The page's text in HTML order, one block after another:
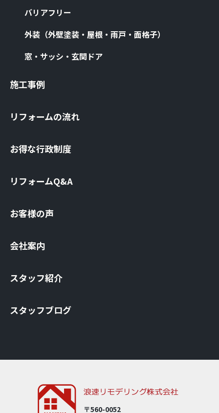
バリアフリー
外装（外壁塗装・屋根・⾬⼾・⾯格⼦）
窓・サッシ・⽞関ドア
施⼯事例
リフォームの流れ
お得な⾏政制度
リフォームQ&A
お客様の声
会社案内
スタッフ紹介
スタッフブログ
〒560-0052